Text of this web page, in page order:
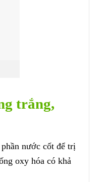
trắng,
nước cốt để trị
oxy hóa có khả